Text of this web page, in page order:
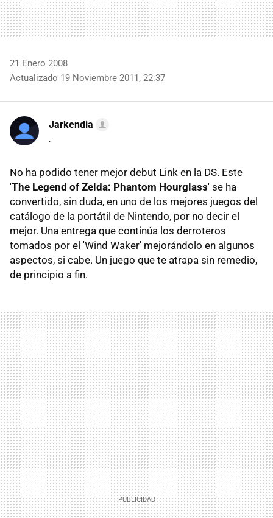
21 Enero 2008
Actualizado 19 Noviembre 2011, 22:37
Jarkendia
.
No ha podido tener mejor debut Link en la DS. Este
'The Legend of Zelda: Phantom Hourglass' se ha
convertido, sin duda, en uno de los mejores juegos del
catálogo de la portátil de Nintendo, por no decir el
mejor. Una entrega que continúa los derroteros
tomados por el 'Wind Waker' mejorándolo en algunos
aspectos, si cabe. Un juego que te atrapa sin remedio,
de principio a fin.